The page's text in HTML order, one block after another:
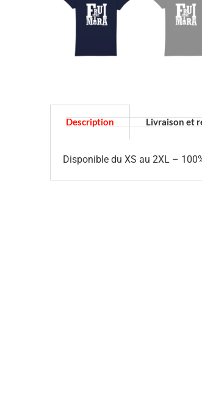
Description Livraison et
Disponible du XS au 2XL –